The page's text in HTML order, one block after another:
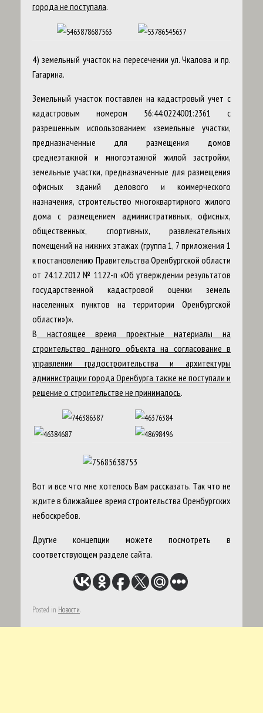
города не поступала.
4) земельный участок на пересечении ул. Чкалова и пр.
Гагарина.
Земельный участок поставлен на кадастровый учет с
кадастровым номером 56:44:0224001:2361 с
разрешенным использованием: «земельные участки,
предназначенные для размещения домов
среднеэтажной и многоэтажной жилой застройки,
земельные участки, предназначенные для размещения
офисных зданий делового и коммерческого
назначения, строительство многоквартирного жилого
дома с размещением административных, офисных,
общественных, спортивных, развлекательных
помещений на нижних этажах (группа 1, 7 приложения 1
к постановлению Правительства Оренбургской области
от 24.12.2012 № 1122-п «Об утверждении результатов
государственной кадастровой оценки земель
населенных пунктов на территории Оренбургской
области»)».
В настоящее время проектные материалы на
строительство данного объекта на согласование в
управлении градостроительства и архитектуры
администрации города Оренбурга также не поступали и
решение о строительстве не принималось.
Вот и все что мне хотелось Вам рассказать. Так что не
ждите в ближайшее время строительства Оренбургских
небоскребов.
Другие концепции можете посмотреть в
соответствующем разделе сайта.
Posted in Новости.